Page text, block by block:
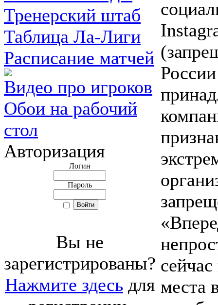
Тренерский штаб
Таблица Ла-Лиги
Расписание матчей
Видео про игроков
Обои на рабочий
стол
Авторизация
Логин
Пароль
Вы не
зарегистрированы?
Нажмите здесь для места